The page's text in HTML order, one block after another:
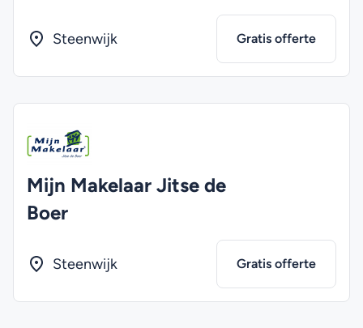
Steenwijk Gratis offerte
Mijn Makelaar Jitse de
Boer
Steenwijk Gratis offerte